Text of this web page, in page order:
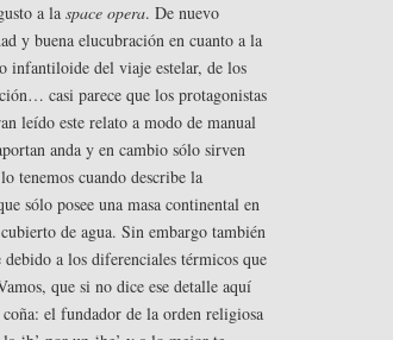
a la space opera. De nuevo
y buena elucubración en cuanto a la
infantiloide del viaje estelar, de los
casi parece que los protagonistas
leído este relato a modo de manual
anda y en cambio sólo sirven
tenemos cuando describe la
sólo posee una masa continental en
de agua. Sin embargo también
a los diferenciales térmicos que
que si no dice ese detalle aquí
el fundador de la orden religiosa